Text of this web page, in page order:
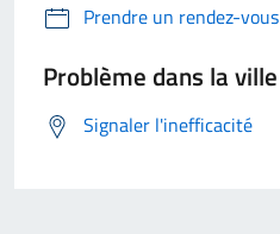
Prendre un rendez-vous
Problème dans la ville
Signaler l'inefficacité